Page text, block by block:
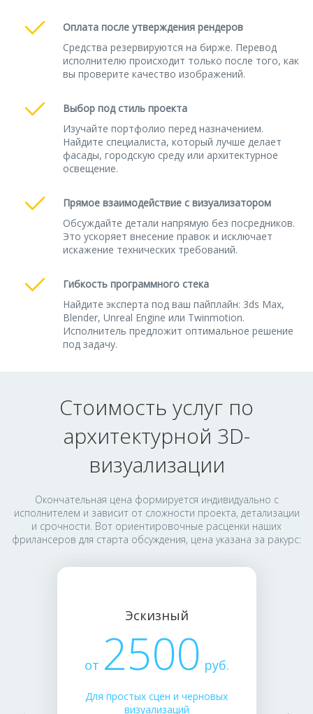
Оплата после утверждения рендеров
Средства резервируются на бирже. Перевод
исполнителю происходит только после того, как
вы проверите качество изображений.
Выбор под стиль проекта
Изучайте портфолио перед назначением.
Найдите специалиста, который лучше делает
фасады, городскую среду или архитектурное
освещение.
Прямое взаимодействие с визуализатором
Обсуждайте детали напрямую без посредников.
Это ускоряет внесение правок и исключает
искажение технических требований.
Гибкость программного стека
Найдите эксперта под ваш пайплайн: 3ds Max,
Blender, Unreal Engine или Twinmotion.
Исполнитель предложит оптимальное решение
под задачу.
Стоимость услуг по
архитектурной 3D-
визуализации
Окончательная цена формируется индивидуально с
исполнителем и зависит от сложности проекта, детализации
и срочности. Вот ориентировочные расценки наших
фрилансеров для старта обсуждения, цена указана за ракурс:
Эскизный
от 2500 руб.
Для простых сцен и черновых
визуализаций